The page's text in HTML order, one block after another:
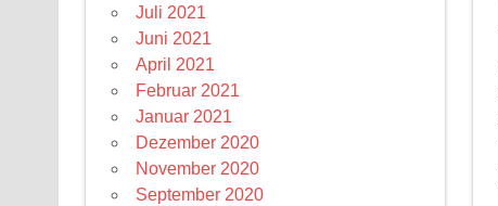
Juli 2021
Juni 2021
April 2021
Februar 2021
Januar 2021
Dezember 2020
November 2020
September 2020